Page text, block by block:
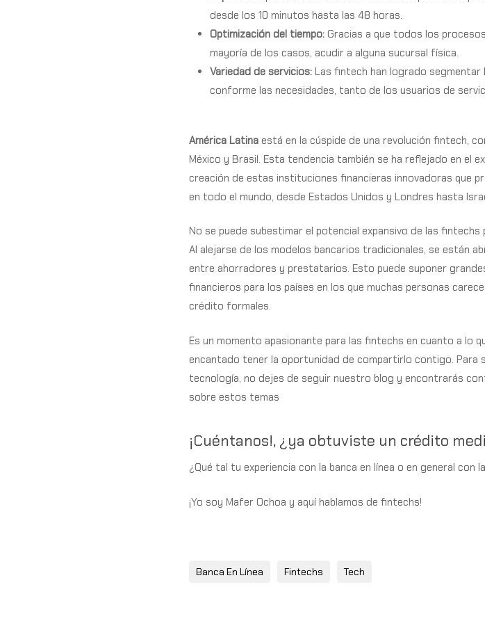
desde los10 minutos hasta las 48 horas.
Optimización del tiempo: Gracias a que todos los
mayoría de los casos, acudir a alguna sucursal física.
Variedad de servicios: Las fintech han logrado
conforme las necesidades, tanto de los usuarios de
América Latina está en la cúspide de una revolución fintech,
México y Brasil. Esta tendencia también se ha reflejado en el
creación de estas instituciones financieras innovadoras que
en todo el mundo, desde Estados Unidos y Londres hasta
No se puede subestimar el potencial expansivo de las
Al alejarse de los modelos bancarios tradicionales, se están
entre ahorradores y prestatarios. Esto puede suponer
financieros para los países en los que muchas personas
crédito formales.
Es un momento apasionante para las fintechs en cuanto a lo
encantado tener la oportunidad de compartirlo contigo. Para
tecnología, no dejes de seguir nuestro blog y encontrarás
sobre estos temas
¡Cuéntanos!, ¿ya obtuviste un crédito
¿Qué tal tu experiencia con la banca en línea o en general con
¡Yo soy Mafer Ochoa y aquí hablamos de fintechs!
Banca En Línea Fintechs Tech